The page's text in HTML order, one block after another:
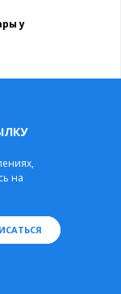
у
на